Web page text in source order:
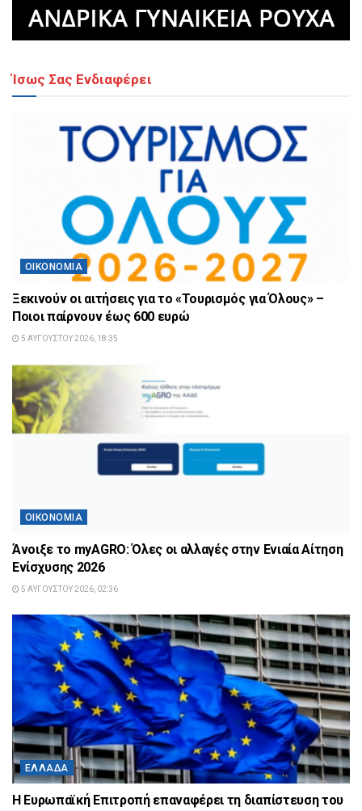
Ίσως Σας Ενδιαφέρει
ΟΙΚΟΝΟΜΊΑ
Ξεκινούν οι αιτήσεις για το «Τουρισμός για Όλους» –
Ποιοι παίρνουν έως 600 ευρώ
5 ΑΥΓΟΎΣΤΟΥ 2026, 18:35
ΟΙΚΟΝΟΜΊΑ
Άνοιξε το myAGRO: Όλες οι αλλαγές στην Ενιαία Αίτηση
Ενίσχυσης 2026
5 ΑΥΓΟΎΣΤΟΥ 2026, 02:36
ΕΛΛΆΔΑ
Η Ευρωπαϊκή Επιτροπή επαναφέρει τη διαπίστευση του